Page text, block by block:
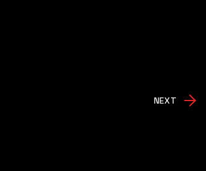
NEXT